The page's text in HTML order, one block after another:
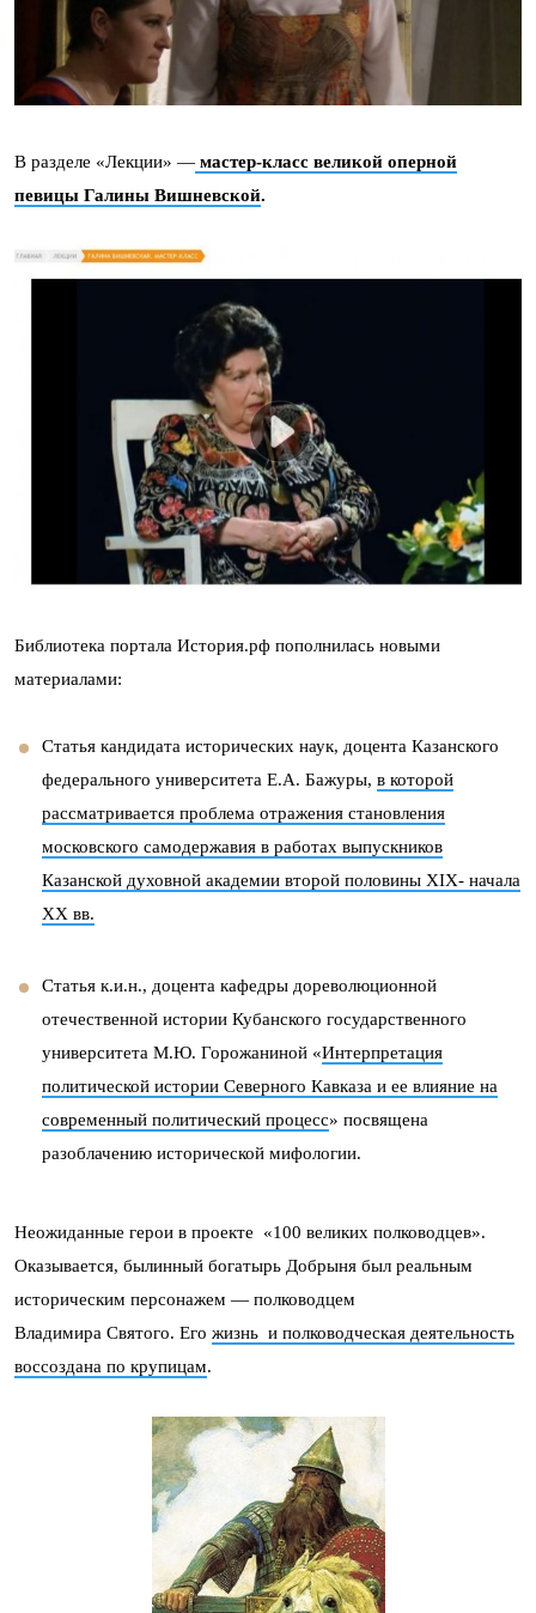
В разделе «Лекции» — мастер-класс великой оперной
певицы Галины Вишневской.
Библиотека портала История.рф пополнилась новыми
материалами:
Статья кандидата исторических наук, доцента Казанского
федерального университета Е.А. Бажуры, в которой
рассматривается проблема отражения становления
московского самодержавия в работах выпускников
Казанской духовной академии второй половины XIX- начала
XX вв.
Статья к.и.н., доцента кафедры дореволюционной
отечественной истории Кубанского государственного
университета М.Ю. Горожаниной «Интерпретация
политической истории Северного Кавказа и ее влияние на
современный политический процесс» посвящена
разоблачению исторической мифологии.
Неожиданные герои в проекте «100 великих полководцев».
Оказывается, былинный богатырь Добрыня был реальным
историческим персонажем — полководцем
Владимира Святого. Его жизнь и полководческая деятельность
воссоздана по крупицам.